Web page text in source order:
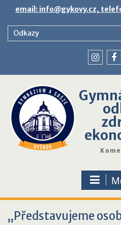
content
email: info@gykovy.cz,
Odkazy
„Představujeme